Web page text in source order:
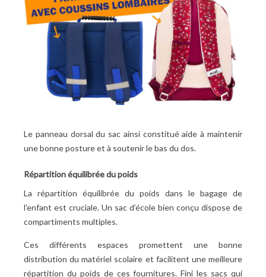
Le panneau dorsal du sac ainsi constitué aide à maintenir
une bonne posture et à soutenir le bas du dos.
Répartition équilibrée du poids
La répartition équilibrée du poids dans le bagage de
l’enfant est cruciale. Un sac d’école bien conçu dispose de
compartiments multiples.
Ces différents espaces promettent une bonne
distribution du matériel scolaire et facilitent une meilleure
répartition du poids de ces fournitures. Fini les sacs qui